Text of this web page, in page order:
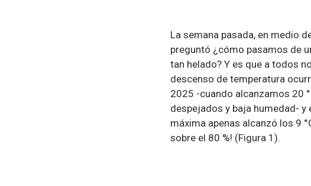
La semana pasada, en medio
preguntó ¿cómo pasamos de
tan helado? Y es que a todos
descenso de temperatura
2025 -cuando alcanzamos 20
despejados y baja humedad- y
máxima apenas alcanzó los 9
sobre el 80 %! (Figura 1).